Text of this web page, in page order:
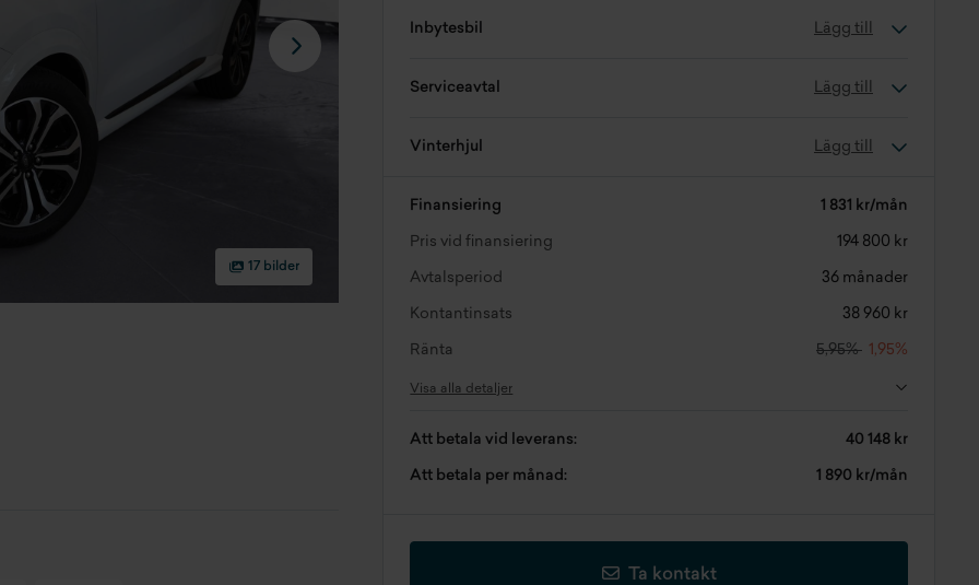
17 bilder
Inbytesbil Lägg till
Serviceavtal Lägg till
Vinterhjul Lägg till
Finansiering 1 831 kr/mån
Pris vid finansiering 194 800 kr
Avtalsperiod 36 månader
Kontantinsats 38 960 kr
Ränta 5,95% 1,95%
Visa alla detaljer
Att betala vid leverans: 40 148 kr
Att betala per månad: 1 890 kr/mån
Ta kontakt